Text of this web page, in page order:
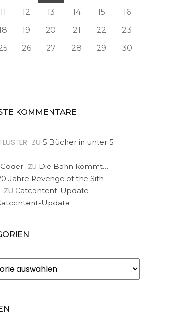
11 12 13 14 15
16
19 20 21 22
23
26 27 28 29
30
KOMMENTARE
ZU 5 Bücher in unter 5
ZU Die Bahn kommt…
Jahre Revenge of the Sith
ZU Catcontent-Update
Update